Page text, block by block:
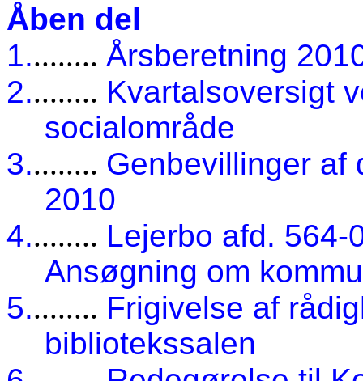
Åben del
1......... Årsberetning
2......... Kvartalsoversigt
socialområde
3......... Genbevillinger
2010
4......... Lejerbo afd. 564-
Ansøgning om
5......... Frigivelse af
bibliotekssalen